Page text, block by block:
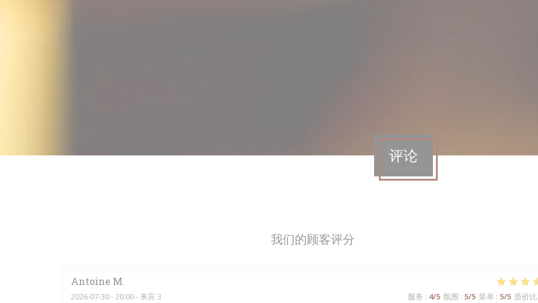
评论
我们的顾客评分
Antoine M
2026-07-30- 20:00 - 来宾 3 服务 : 4/5 氛围 : 5/5 菜单 : 5/5 质价比